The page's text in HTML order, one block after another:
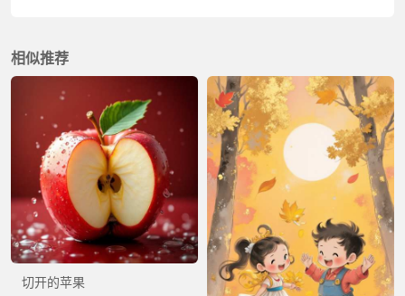
相似推荐
切开的苹果